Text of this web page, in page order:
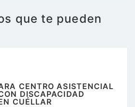
que te pueden
CENTRO ASISTENCIAL
DISCAPACIDAD
CUÉLLAR